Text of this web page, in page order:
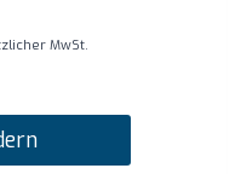
MwSt.